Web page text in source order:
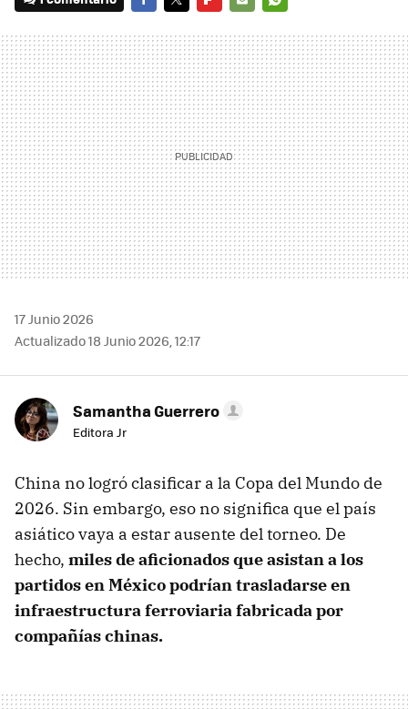
MAIL
17 Junio 2026
Actualizado 18 Junio 2026, 12:17
Samantha Guerrero
Editora Jr
China no logró clasificar a la Copa del Mundo de
2026. Sin embargo, eso no significa que el país
asiático vaya a estar ausente del torneo. De
hecho, miles de aficionados que asistan a los
partidos en México podrían trasladarse en
infraestructura ferroviaria fabricada por
compañías chinas.